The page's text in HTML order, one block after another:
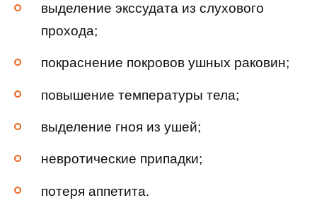
выделение экссудата из слухового
прохода;
покраснение покровов ушных раковин;
повышение температуры тела;
выделение гноя из ушей;
невротические припадки;
потеря аппетита.